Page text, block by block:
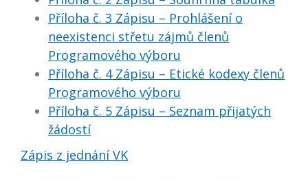
Příloha č. 3 Zápisu – Prohlášení o
neexistenci střetu zájmů členů
Programového výboru
Příloha č. 4 Zápisu – Etické kodexy členů
Programového výboru
Příloha č. 5 Zápisu – Seznam přijatých
žádostí
Zápis z jednání VK